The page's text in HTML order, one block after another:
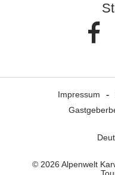
Impressum
© 2026 Alpenwelt